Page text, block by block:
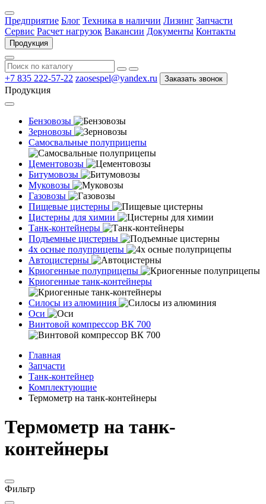
Предприятие Блог Техника в наличии Лизинг Запчасти
Сервис Расчет нагрузок Вакансии Документы Контакты
Продукция
+7 835 222-57-22 zaosespel@yandex.ru Заказать звонок
Продукция
Бензовозы
Зерновозы
Самосвальные полуприцепы
Цементовозы
Битумовозы
Муковозы
Газовозы
Пищевые цистерны
Цистерны для химии
Танк-контейнеры
Подъемные цистерны
4х осные полуприцепы
Автоцистерны
Криогенные полуприцепы
Криогенные танк-контейнеры
Силосы из алюминия
Оси
Винтовой компрессор ВК 700
Главная
Запчасти
Танк-контейнер
Комплектующие
Термометр на танк-контейнеры
Термометр на танк-
контейнеры
Фильтр